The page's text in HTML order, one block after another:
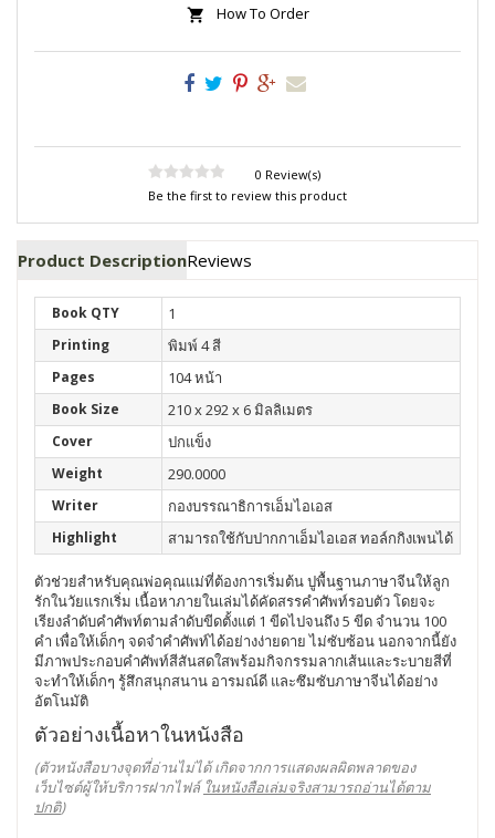
How To Order
0 Review(s)
Be the first to review this product
Product DescriptionReviews
Book QTY 1
Printing พิมพ์ 4 สี
Pages 104 หน้า
Book Size 210 x 292 x 6 มิลลิเมตร
Cover ปกแข็ง
Weight 290.0000
Writer กองบรรณาธิการเอ็มไอเอส
Highlight สามารถใช้กับปากกาเอ็มไอเอส ทอล์กกิงเพนได้
ตัวช่วยสำหรับคุณพ่อคุณแม่ที่ต้องการเริ่มต้น ปูพื้นฐานภาษาจีนให้ลูก
รักในวัยแรกเริ่ม เนื้อหาภายในเล่มได้คัดสรรคำศัพท์รอบตัว โดยจะ
เรียงลำดับคำศัพท์ตามลำดับขีดตั้งแต่ 1 ขีดไปจนถึง 5 ขีด จำนวน 100
คำ เพื่อให้เด็กๆ จดจำคำศัพท์ได้อย่างง่ายดาย ไม่ซับซ้อน นอกจากนี้ยัง
มีภาพประกอบคำศัพท์สีสันสดใสพร้อมกิจกรรมลากเส้นและระบายสีที่
จะทำให้เด็กๆ รู้สึกสนุกสนาน อารมณ์ดี และซึมซับภาษาจีนได้อย่าง
อัตโนมัติ
ตัวอย่างเนื้อหาในหนังสือ
(ตัวหนังสือบางจุดที่อ่านไม่ได้ เกิดจากการแสดงผลผิดพลาดของ
เว็บไซต์ผู้ให้บริการฝากไฟล์ ในหนังสือเล่มจริงสามารถอ่านได้ตาม
ปกติ)